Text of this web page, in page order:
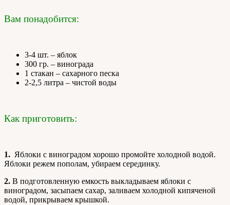
Вам понадобится:
3-4 шт. – яблок
300 гр. – винограда
1 стакан – сахарного песка
2-2,5 литра – чистой воды
Как приготовить:
1. Яблоки с виноградом хорошо промойте холодной водой.
Яблоки режем пополам, убираем серединку.
2. В подготовленную емкость выкладываем яблоки с
виноградом, засыпаем сахар, заливаем холодной кипяченой
водой, прикрываем крышкой.